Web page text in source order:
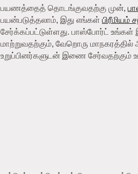
பயணத்தைத் தொடங்குவதற்கு முன்,
பயன்படுத்தலாம், இது எங்கள் பிரீமியம்
சேர்க்கப்பட்டுள்ளது. பாஸ்போர்ட் உங்கள்
மாற்றுவதற்கும், வேறொரு மாநகரத்தில்
உறுப்பினர்களுடன் இணை சேர்வதற்கும்